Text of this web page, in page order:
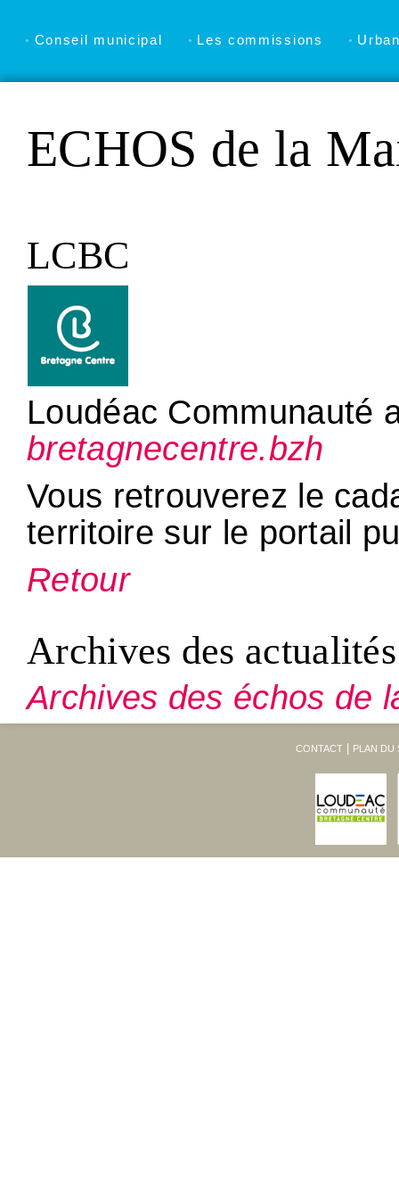
Conseil municipal Les commissions
ECHOS de la
LCBC
Loudéac Communauté
bretagnecentre.bzh
Vous retrouverez le
territoire sur le portail
Retour
Archives des actualités
Archives des échos de
CONTACT PLAN DU